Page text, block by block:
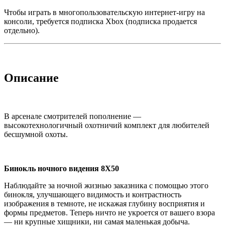
Чтобы играть в многопользовательскую интернет-игру на
консоли, требуется подписка Xbox (подписка продается
отдельно).
Описание
В арсенале смотрителей пополнение —
высокотехнологичный охотничий комплект для любителей
бесшумной охоты.
Бинокль ночного видения 8X50
Наблюдайте за ночной жизнью заказника с помощью этого
бинокля, улучшающего видимость и контрастность
изображения в темноте, не искажая глубину восприятия и
формы предметов. Теперь ничто не укроется от вашего взора
— ни крупные хищники, ни самая маленькая добыча.